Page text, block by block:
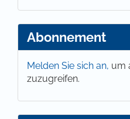
Abonnement
Melden Sie sich an, um
zuzugreifen.